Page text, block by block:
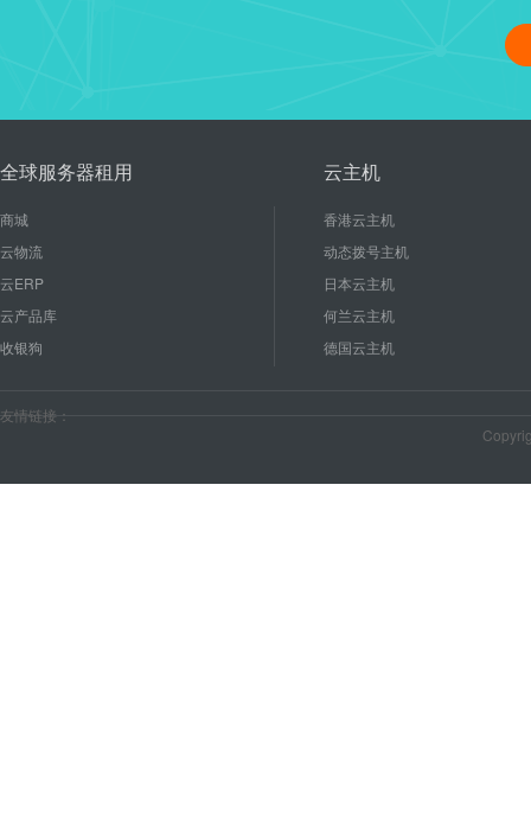
linux修改管理员密码、
使用linux能节省成本和后期
全球服务器租用
商城
云物流
云ERP
云产品库
收银狗
云主机
香港云主机
动态拨号主机
日本云主机
何兰云主机
德国云主机
友情链接：